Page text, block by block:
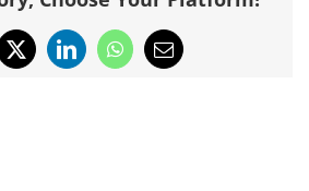
X LinkedInWhatsApp
Email